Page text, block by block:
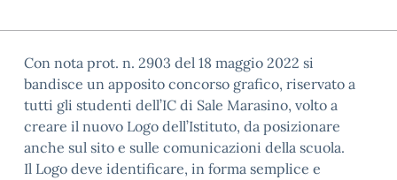
Con nota prot. n. 2903 del 18 maggio 2022 si
bandisce un apposito concorso grafico, riservato a
tutti gli studenti dell’IC di Sale Marasino, volto a
creare il nuovo Logo dell’Istituto, da posizionare
anche sul sito e sulle comunicazioni della scuola.
Il Logo deve identificare, in forma semplice e